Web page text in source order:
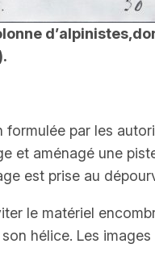
par les
et aménagé une
est prise au
le matériel
hélice. Les